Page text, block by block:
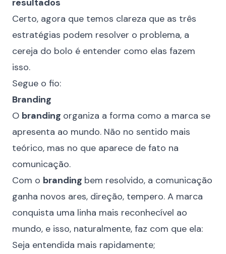
Certo, agora que temos clareza que as três
estratégias podem resolver o problema, a
cereja do bolo é entender como elas fazem
isso.
Segue o fio:
Branding
O branding organiza a forma como a marca se
apresenta ao mundo. Não no sentido mais
teórico, mas no que aparece de fato na
comunicação.
Com o branding bem resolvido, a comunicação
ganha novos ares, direção, tempero. A marca
conquista uma linha mais reconhecível ao
mundo, e isso, naturalmente, faz com que ela:
Seja entendida mais rapidamente;